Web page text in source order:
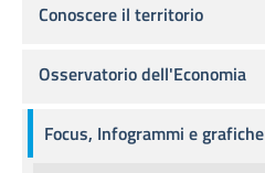
Conoscere il territorio
Osservatorio dell'Economia
Focus, Infogrammi e grafiche